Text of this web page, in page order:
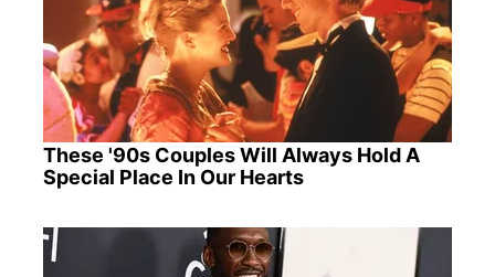
These '90s Couples Will Always Hold A
Special Place In Our Hearts